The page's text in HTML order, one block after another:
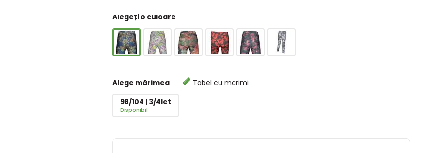
Alegeți o culoare
Alege mărimea
Tabel cu marimi
98/104 | 3/4let
Disponibil